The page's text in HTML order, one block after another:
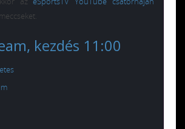
kezdés 11:00